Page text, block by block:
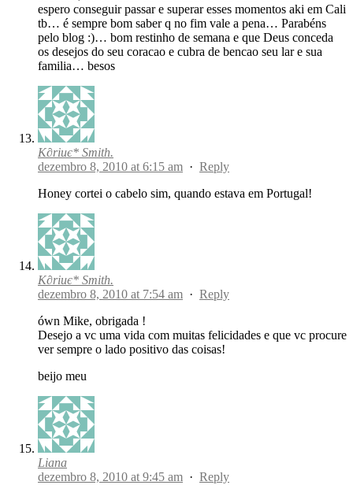
espero conseguir passar e superar esses momentos aki em Cali
tb… é sempre bom saber q no fim vale a pena… Parabéns
pelo blog :)… bom restinho de semana e que Deus conceda
os desejos do seu coracao e cubra de bencao seu lar e sua
familia… besos
K∂riиє* Smith.
dezembro 8, 2010 at 6:15 am · Reply
Honey cortei o cabelo sim, quando estava em Portugal!
K∂riиє* Smith.
dezembro 8, 2010 at 7:54 am · Reply
ówn Mike, obrigada !
Desejo a vc uma vida com muitas felicidades e que vc procure
ver sempre o lado positivo das coisas!
beijo meu
Liana
dezembro 8, 2010 at 9:45 am · Reply